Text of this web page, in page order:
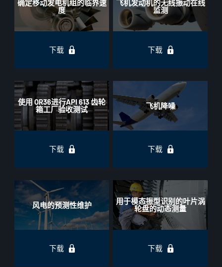
确定移动发电机组的临界速
度
下载
飞机发动机的无线振动在线
监测
下载
使用 OR36进行API 613 齿轮
箱工厂验收测试
下载
飞机降噪
下载
风电的预测性维护
下载
用于模态振型识别的叶片涡
轮盘的动态测量
下载